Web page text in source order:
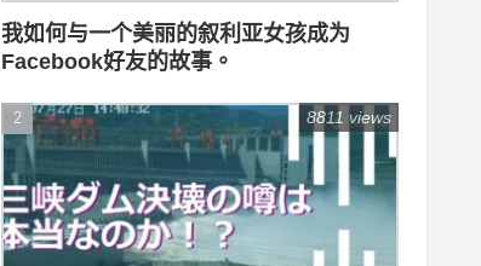
我如何与一个美丽的叙利亚女孩成为
Facebook好友的故事。
8811 views